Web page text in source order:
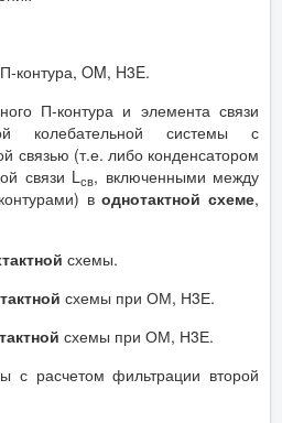
контура, OM, H3E.
П-контура и элемента связи
колебательной системы с
связью (т.е. либо конденсатором
связи Lсв, включенными между
воднотактной схеме,
схемы.
схемы при ОМ, Н3Е.
схемы при ОМ, Н3Е.
с расчетом фильтрации второй